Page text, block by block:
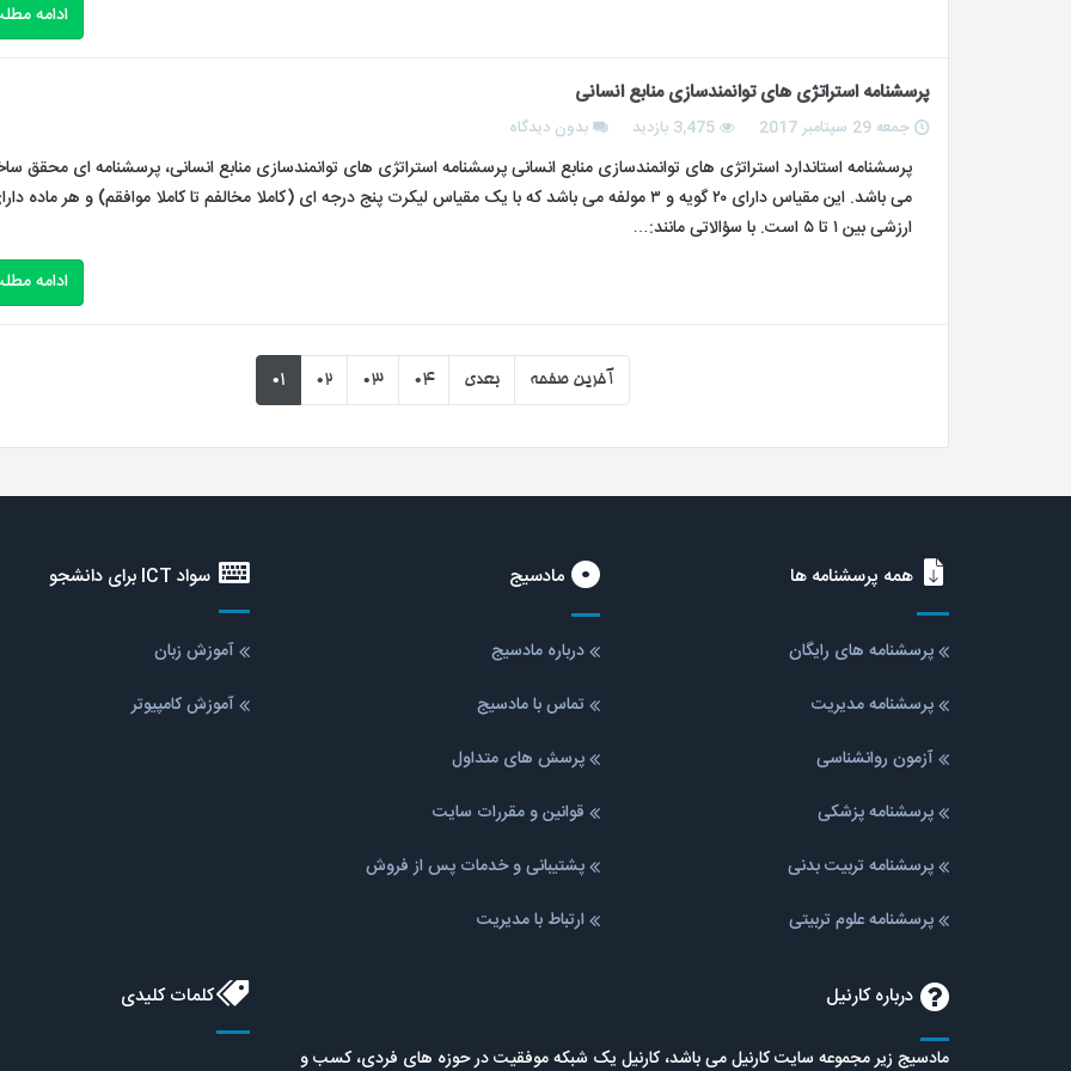
ادامه
پرسشنامه استراتژی های توانمندسازی منابع انسانی
جمعه 29 سپتامبر 2017 3,475 بازدید بدون دیدگاه
پرسشنامه استاندارد استراتژی های توانمندسازی منابع انسانی پرسشنامه استراتژی های توانمندسازی منابع انسانی، پرسشنامه ای محقق
می باشد. این مقیاس دارای ۲۰ گویه و ۳ مولفه می باشد که با یک مقیاس لیکرت پنج درجه ­ای (کاملا مخالفم تا کاملا موافقم) و هر ماده
ارزشی بین ۱ تا ۵ است. با سؤالاتی مانند:…
ادامه
01 02 03 04 بعدی آخرین صفحه
همه پرسشنامه ها
پرسشنامه های رایگان
پرسشنامه مدیریت
آزمون روانشناسی
پرسشنامه پزشکی
پرسشنامه تربیت بدنی
پرسشنامه علوم تربیتی
مادسیج
درباره مادسیج
تماس با مادسیج
پرسش های متداول
قوانین و مقررات سایت
پشتیبانی و خدمات پس از فروش
ارتباط با مدیریت
سواد ICT برای دانشجو
آموزش زبان
آموزش کامپیوتر
درباره کارنیل
مادسیج زیر مجموعه سایت کارنیل می باشد، کارنیل یک شبکه موفقیت در حوزه های فردی، کسب و
کلمات کلیدی